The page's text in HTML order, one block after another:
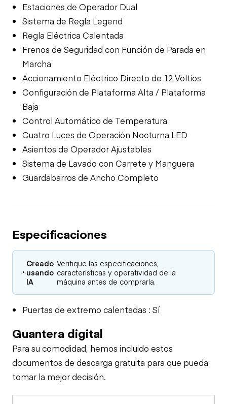
Estaciones de Operador Dual
Sistema de Regla Legend
Regla Eléctrica Calentada
Frenos de Seguridad con Función de Parada en
Marcha
Accionamiento Eléctrico Directo de 12 Voltios
Configuración de Plataforma Alta / Plataforma
Baja
Control Automático de Temperatura
Cuatro Luces de Operación Nocturna LED
Asientos de Operador Ajustables
Sistema de Lavado con Carrete y Manguera
Guardabarros de Ancho Completo
Especificaciones
Creado
usando
IA
Verifique las especificaciones,
características y operatividad de la
máquina antes de comprarla.
Puertas de extremo calentadas : Sí
Guantera digital
Para su comodidad, hemos incluido estos
documentos de descarga gratuita para que pueda
tomar la mejor decisión.